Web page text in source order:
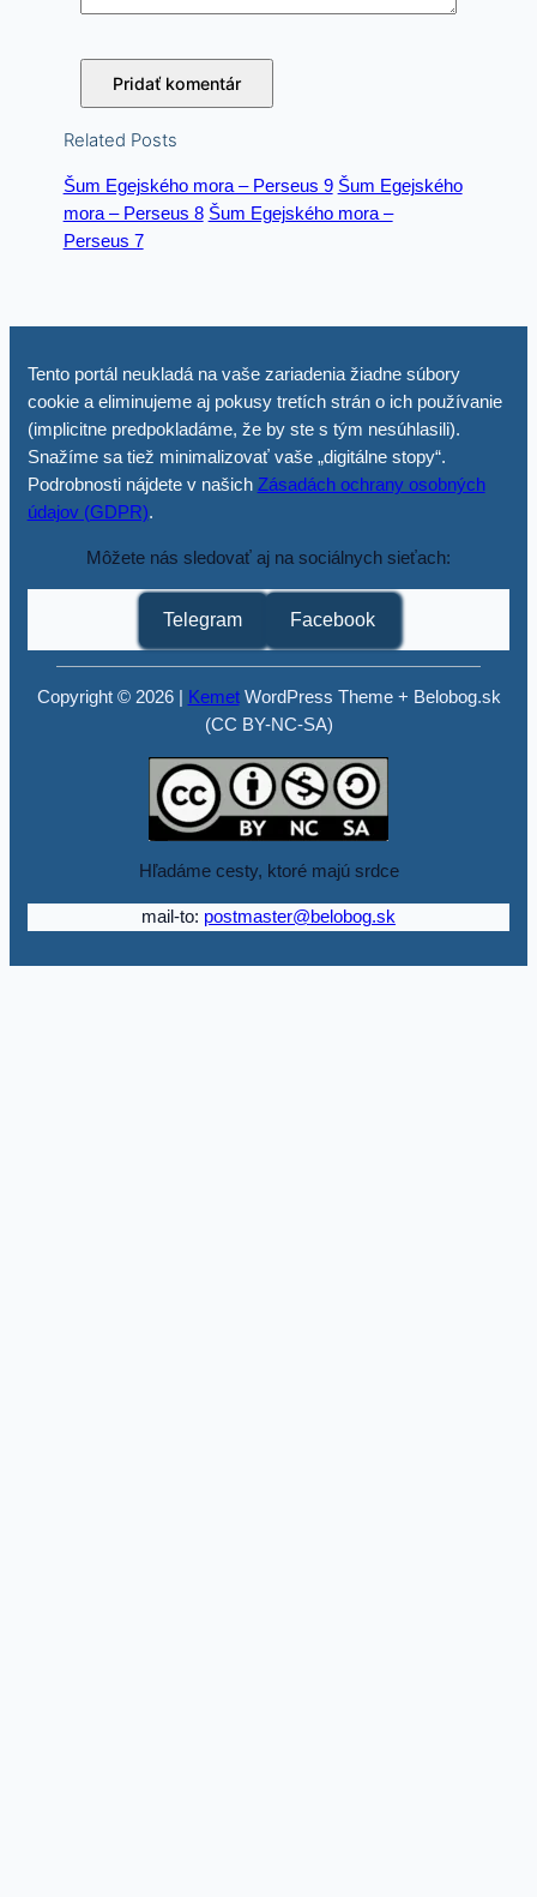
Related Posts
Šum Egejského mora – Perseus 9 Šum Egejského
mora – Perseus 8 Šum Egejského mora –
Perseus 7
Tento portál neukladá na vaše zariadenia žiadne súbory
cookie a eliminujeme aj pokusy tretích strán o ich používanie
(implicitne predpokladáme, že by ste s tým nesúhlasili).
Snažíme sa tiež minimalizovať vaše „digitálne stopy“.
Podrobnosti nájdete v našich Zásadách ochrany osobných
údajov (GDPR).
Môžete nás sledovať aj na sociálnych sieťach:
Telegram Facebook
Copyright © 2026 | KemetWordPress Theme + Belobog.sk
(CC BY-NC-SA)
Hľadáme cesty, ktoré majú srdce
mail-to: postmaster@belobog.sk